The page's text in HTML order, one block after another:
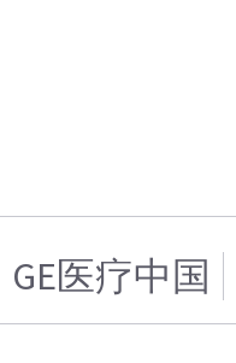
GE医疗中国